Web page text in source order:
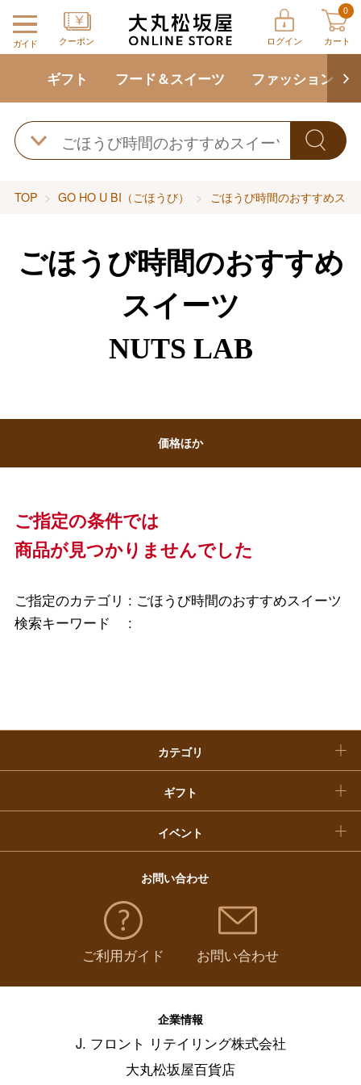
ガイド クーポン ログイン
0
カート
ギフト フード＆スイーツ ファッション
TOP GO HO U BI（ごほうび） ごほうび時間のおすすめスイ
ごほうび時間のおすすめ
スイーツ
NUTS LAB
ご指定の条件では
商品が見つかりませんでした
ご指定のカテゴリ : ごほうび時間のおすすめスイーツ
検索キーワード :
価格ほか
カテゴリ
フード＆スイーツ
ホーム＆インテリア
ギフト
結婚内祝い
イベント
母の日
お中元
敬老の日
福袋
お問い合わせ
ご利用ガイド お問い合わせ
企業情報
J. フロント リテイリング株式会社
大丸松坂屋百貨店